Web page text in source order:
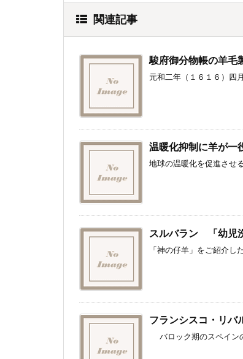
関連記事
駿府御分物帳の羊毛
元和二年（１６１６）四
温暖化抑制に羊が
地球の温暖化を促進させ
スルバラン 「幼児
「神の仔羊」をご紹介し
フランシスコ・リバ
バロック期のスペイン